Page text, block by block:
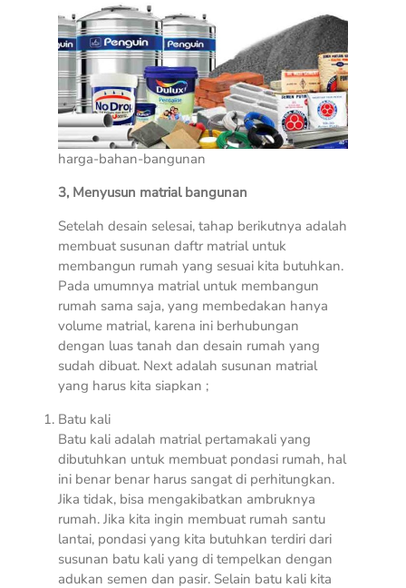
harga-bahan-bangunan
3, Menyusun matrial bangunan
Setelah desain selesai, tahap berikutnya adalah
membuat susunan daftr matrial untuk
membangun rumah yang sesuai kita butuhkan.
Pada umumnya matrial untuk membangun
rumah sama saja, yang membedakan hanya
volume matrial, karena ini berhubungan
dengan luas tanah dan desain rumah yang
sudah dibuat. Next adalah susunan matrial
yang harus kita siapkan ;
Batu kali
Batu kali adalah matrial pertamakali yang
dibutuhkan untuk membuat pondasi rumah, hal
ini benar benar harus sangat di perhitungkan.
Jika tidak, bisa mengakibatkan ambruknya
rumah. Jika kita ingin membuat rumah santu
lantai, pondasi yang kita butuhkan terdiri dari
susunan batu kali yang di tempelkan dengan
adukan semen dan pasir. Selain batu kali kita